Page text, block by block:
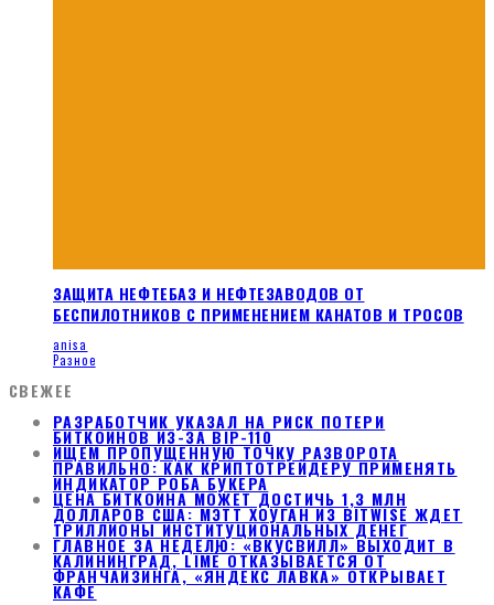
ЗАЩИТА НЕФТЕБАЗ И НЕФТЕЗАВОДОВ ОТ
БЕСПИЛОТНИКОВ С ПРИМЕНЕНИЕМ КАНАТОВ И ТРОСОВ
anisa
Разное
СВЕЖЕЕ
РАЗРАБОТЧИК УКАЗАЛ НА РИСК ПОТЕРИ
БИТКОИНОВ ИЗ-ЗА BIP-110
ИЩЕМ ПРОПУЩЕННУЮ ТОЧКУ РАЗВОРОТА
ПРАВИЛЬНО: КАК КРИПТОТРЕЙДЕРУ ПРИМЕНЯТЬ
ИНДИКАТОР РОБА БУКЕРА
ЦЕНА БИТКОИНА МОЖЕТ ДОСТИЧЬ 1,3 МЛН
ДОЛЛАРОВ США: МЭТТ ХОУГАН ИЗ BITWISE ЖДЕТ
ТРИЛЛИОНЫ ИНСТИТУЦИОНАЛЬНЫХ ДЕНЕГ
ГЛАВНОЕ ЗА НЕДЕЛЮ: «ВКУСВИЛЛ» ВЫХОДИТ В
КАЛИНИНГРАД, LIMÉ ОТКАЗЫВАЕТСЯ ОТ
ФРАНЧАЙЗИНГА, «ЯНДЕКС ЛАВКА» ОТКРЫВАЕТ
КАФЕ